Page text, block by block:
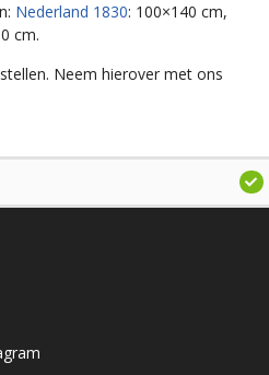
Nederland 1830: 100×140 cm,
cm.
Neem hierover met ons